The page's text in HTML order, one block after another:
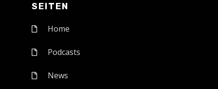
SEITEN
Home
Podcasts
News